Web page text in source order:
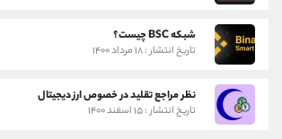
شبکه BSC چیست؟
تاریخ انتشار : ۱۸ مرداد ۱۴۰۰
نظر مراجع تقلید در خصوص ارز دیجیتال
تاریخ انتشار : ۱۵ اسفند ۱۴۰۰